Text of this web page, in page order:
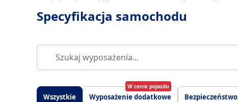
Specyfikacja samochodu
Wszystkie Wyposażenie dodatkowe
W cenie pojazdu
Bezpieczeństwo